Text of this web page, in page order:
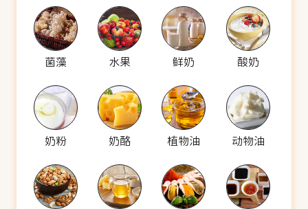
菌藻 水果 鲜奶 酸奶
奶粉 奶酪 植物油 动物油